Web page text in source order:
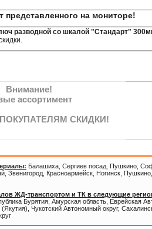
на мониторе!
разводной со шкалой "Стандарт"
Внимание!
ассортимент
СКИДКИ!
Балашиха, Сергиев посад, Пушкино,
Красноармейск, Ногинск,
ЖД-транспортом и ТК в следующие
Бурятия, Амурская область, Еврейская
Чукотский Автономный округ,